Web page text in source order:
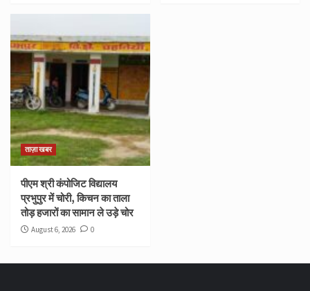
ताज़ा खबर
पीएम श्री कंपोजिट विद्यालय
प्रभुपुर में चोरी, किचन का ताला
तोड़ हजारों का सामान ले उड़े चोर
August 6, 2026 0